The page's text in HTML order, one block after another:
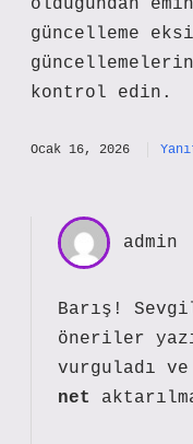
olduğundan
güncelleme
kontrol edin.
Ocak 16, 2026
admin
Barış!
öneriler
vurguladı ve
net